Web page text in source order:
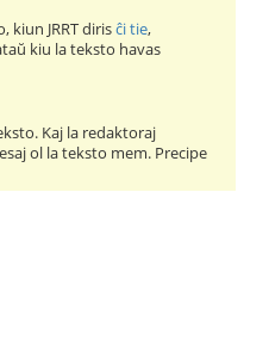
kiun JRRT dirisĉi tie,
kiu la teksto havas
Kaj la redaktoraj
ol la teksto mem. Precipe